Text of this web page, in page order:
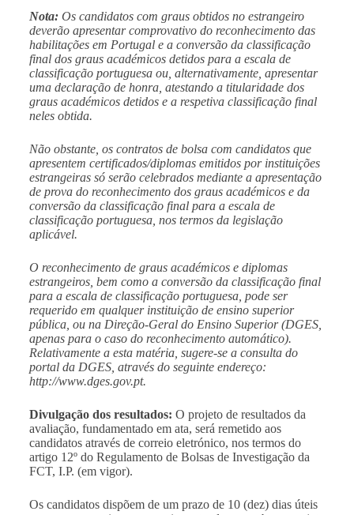
Nota:Os candidatos com graus obtidos no estrangeiro
deverão apresentar comprovativo do reconhecimento das
habilitações em Portugal e a conversão da classificação
final dos graus académicos detidos para a escala de
classificação portuguesa ou, alternativamente, apresentar
uma declaração de honra, atestando a titularidade dos
graus académicos detidos e a respetiva classificação final
neles obtida.
Não obstante, os contratos de bolsa com candidatos que
apresentem certificados/diplomas emitidos por instituições
estrangeiras só serão celebrados mediante a apresentação
de prova do reconhecimento dos graus académicos e da
conversão da classificação final para a escala de
classificação portuguesa, nos termos da legislação
aplicável.
O reconhecimento de graus académicos e diplomas
estrangeiros, bem como a conversão da classificação final
para a escala de classificação portuguesa, pode ser
requerido em qualquer instituição de ensino superior
pública, ou na Direção-Geral do Ensino Superior (DGES,
apenas para o caso do reconhecimento automático).
Relativamente a esta matéria, sugere-se a consulta do
portal da DGES, através do seguinte endereço:
http://www.dges.gov.pt.
Divulgação dos resultados: O projeto de resultados da
avaliação, fundamentado em ata, será remetido aos
candidatos através de correio eletrónico, nos termos do
artigo 12º do Regulamento de Bolsas de Investigação da
FCT, I.P. (em vigor).
Os candidatos dispõem de um prazo de 10 (dez) dias úteis